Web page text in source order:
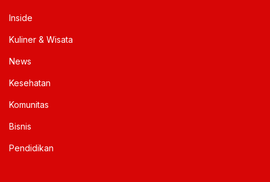
Inside
Kuliner & Wisata
News
Kesehatan
Komunitas
Bisnis
Pendidikan